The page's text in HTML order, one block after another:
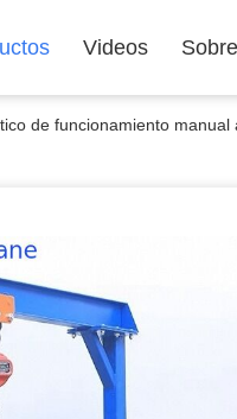
Videos
de funcionamiento